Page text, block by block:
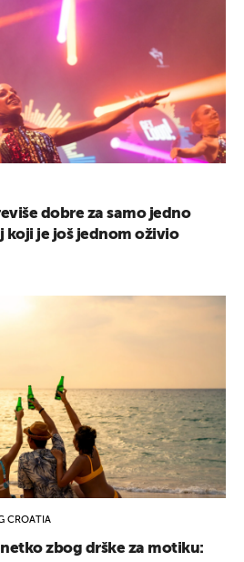
dobre za samo jedno
koji je još jednom oživio
CROATIA
zbog drške za motiku: